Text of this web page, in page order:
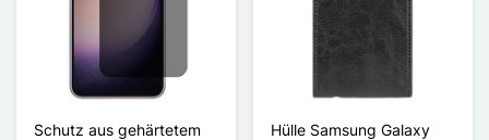
Schutz aus gehärtetem
Hülle Samsung Galaxy